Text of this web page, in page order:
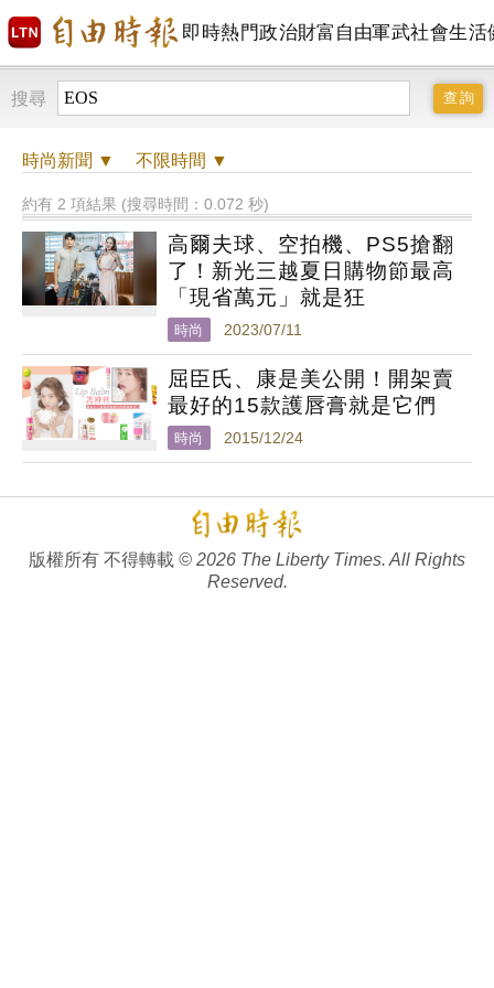
即時熱門政治財富自由軍武社會生活
搜尋
時尚新聞 ▼ 不限時間 ▼
約有 2 項結果 (搜尋時間：0.072 秒)
高爾夫球、空拍機、PS5搶翻
了！新光三越夏日購物節最高
「現省萬元」就是狂
時尚 2023/07/11
屈臣氏、康是美公開！開架賣
最好的15款護唇膏就是它們
時尚 2015/12/24
版權所有 不得轉載 © 2026 The Liberty Times. All Rights
Reserved.